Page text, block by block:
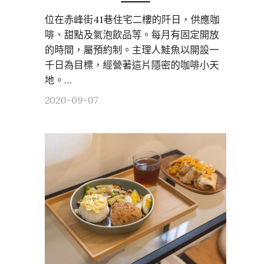
位在赤峰街41巷住宅二樓的阡日，供應咖
啡、甜點及氣泡飲品等。每月有固定開放
的時間，屬預約制。主理人鮭魚以開設一
千日為目標，經營著這片隱密的咖啡小天
地。…
2020-09-07